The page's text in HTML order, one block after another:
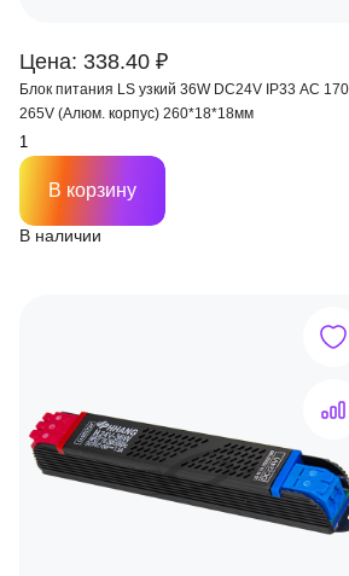
Цена: 338.40 ₽
Блок питания LS узкий 36W DC24V IP33 AC 170-
265V (Алюм. корпус) 260*18*18мм
В наличии
В корзину